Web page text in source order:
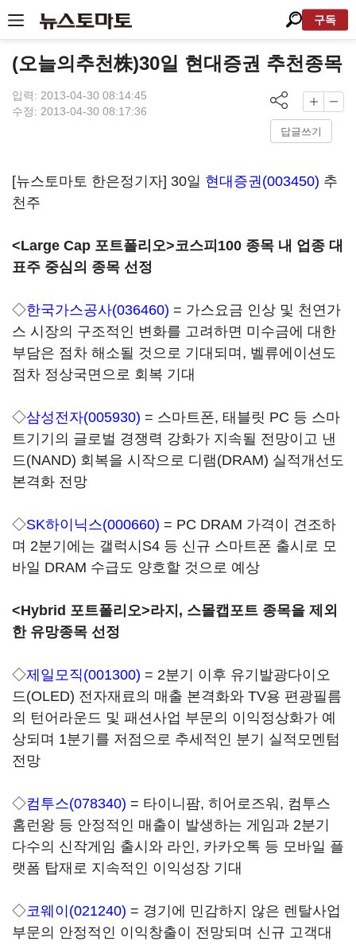
구독
(오늘의추천株)30일 현대증권 추천종목
입력: 2013-04-30 08:14:45
수정: 2013-04-30 08:17:36
답글쓰기
[뉴스토마토 한은정기자] 30일 현대증권(003450) 추
천주
<Large Cap 포트폴리오>코스피100 종목 내 업종 대
표주 중심의 종목 선정
◇한국가스공사(036460) = 가스요금 인상 및 천연가
스 시장의 구조적인 변화를 고려하면 미수금에 대한
부담은 점차 해소될 것으로 기대되며, 벨류에이션도
점차 정상국면으로 회복 기대
◇삼성전자(005930) = 스마트폰, 태블릿 PC 등 스마
트기기의 글로벌 경쟁력 강화가 지속될 전망이고 낸
드(NAND) 회복을 시작으로 디램(DRAM) 실적개선도
본격화 전망
◇SK하이닉스(000660) = PC DRAM 가격이 견조하
며 2분기에는 갤럭시S4 등 신규 스마트폰 출시로 모
바일 DRAM 수급도 양호할 것으로 예상
<Hybrid 포트폴리오>라지, 스몰캡포트 종목을 제외
한 유망종목 선정
◇제일모직(001300) = 2분기 이후 유기발광다이오
드(OLED) 전자재료의 매출 본격화와 TV용 편광필름
의 턴어라운드 및 패션사업 부문의 이익정상화가 예
상되며 1분기를 저점으로 추세적인 분기 실적모멘텀
전망
◇컴투스(078340) = 타이니팜, 히어로즈워, 컴투스
홈런왕 등 안정적인 매출이 발생하는 게임과 2분기
다수의 신작게임 출시와 라인, 카카오톡 등 모바일 플
랫폼 탑재로 지속적인 이익성장 기대
◇코웨이(021240) = 경기에 민감하지 않은 렌탈사업
부문의 안정적인 이익창출이 전망되며 신규 고객대